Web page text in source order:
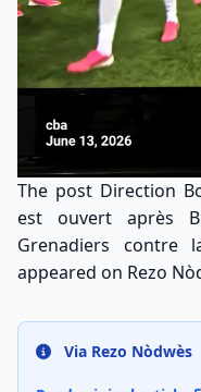
The post Direction
est ouvert après
Grenadiers contre
appeared on Rezo
Via Rezo Nòdwès